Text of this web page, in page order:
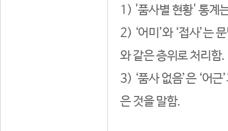
1) '품사별 현황' 통계
2) ‘어미’와 ‘접사’는
와 같은 층위로 처리함.
3) ‘품사 없음’은 ‘어
은 것을 말함.